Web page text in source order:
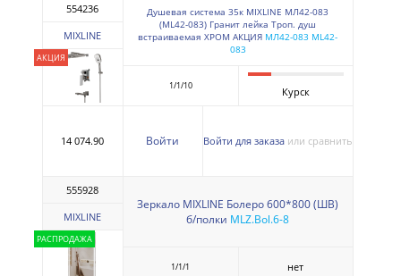
АКЦИЯ
554236
MIXLINE
Душевая система 35к MIXLINE МЛ42-083
(ML42-083) Гранит лейка Троп. душ
встраиваемая ХРОМ АКЦИЯ МЛ42-083 ML42-
083
1/1/10 Курск
14 074.90 Войти Войти для заказа или сравнить
РАСПРОДАЖА
555928
MIXLINE
Зеркало MIXLINE Болеро 600*800 (ШВ)
б/полки MLZ.Bol.6-8
1/1/1 нет